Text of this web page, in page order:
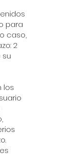
para
caso,
2
su
los